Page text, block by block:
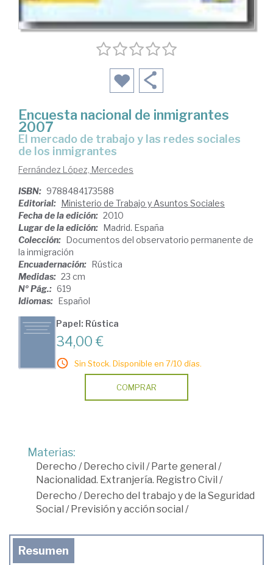
Encuesta nacional de inmigrantes
2007
el mercado de trabajo y las redes sociales
de los inmigrantes
Fernández López, Mercedes
ISBN: 9788484173588
Editorial: Ministerio de Trabajo y Asuntos Sociales
Fecha de la edición: 2010
Lugar de la edición: Madrid. España
Colección: Documentos del observatorio permanente de
la inmigración
Encuadernación: Rústica
Medidas: 23 cm
Nº Pág.: 619
Idiomas: Español
Papel: Rústica
34,00 €
Sin Stock. Disponible en 7/10 días.
COMPRAR
Materias:
Derecho /Derecho civil /Parte general /
Nacionalidad. Extranjería. Registro Civil /
Derecho /Derecho del trabajo y de la Seguridad
Social /Previsión y acción social /
Resumen